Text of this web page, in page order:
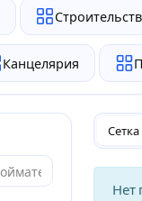
Канцелярия
Сетка
Нет